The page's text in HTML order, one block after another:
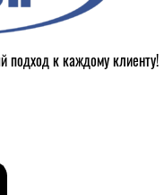
к каждому клиенту!